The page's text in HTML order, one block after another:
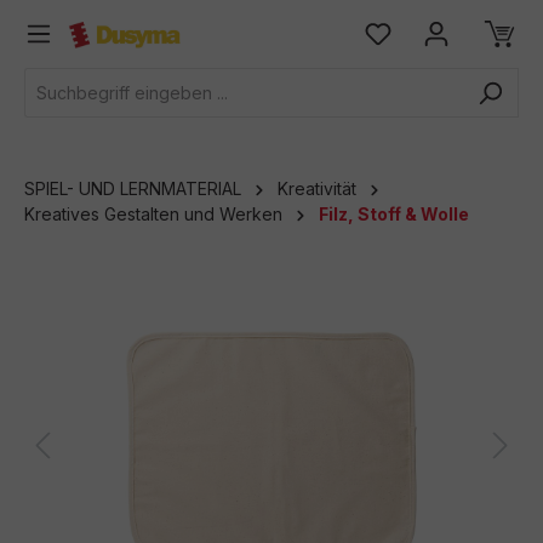
springen
SPIEL- UND LERNMATERIAL
Kreativität
Kreatives Gestalten und Werken
Filz, Stoff & Wolle